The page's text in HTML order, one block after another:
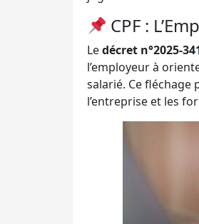
CPF :
Ledécret n°2025-
l’employeur à
salarié. Ce
l’entreprise et les